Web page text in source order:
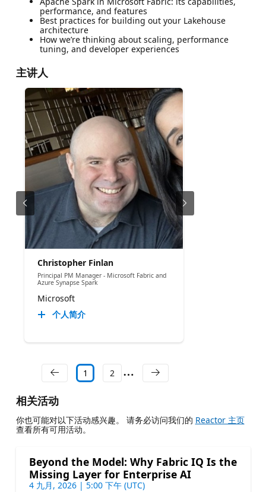
performance, and features
Best practices for building out your Lakehouse
architecture
How we’re thinking about scaling, performance
tuning, and developer experiences
主讲人
Christopher Finlan
Principal PM Manager - Microsoft Fabric and
Azure Synapse Spark
Microsoft
个人简介
1 2
相关活动
你也可能对以下活动感兴趣。 请务必访问我们的 Reactor 主页
查看所有可用活动。
Beyond the Model: Why Fabric IQ Is the
Missing Layer for Enterprise AI
4 九月, 2026 | 5:00 下午 (UTC)